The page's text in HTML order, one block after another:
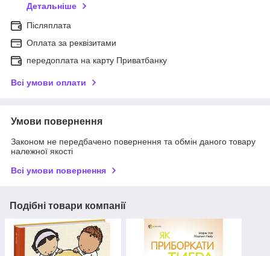
Детальніше
Післяплата
Оплата за реквізитами
передоплата на карту Приватбанку
Всі умови оплати
Умови повернення
Законом не передбачено повернення та обмін даного товару
належної якості
Всі умови повернення
Подібні товари компанії